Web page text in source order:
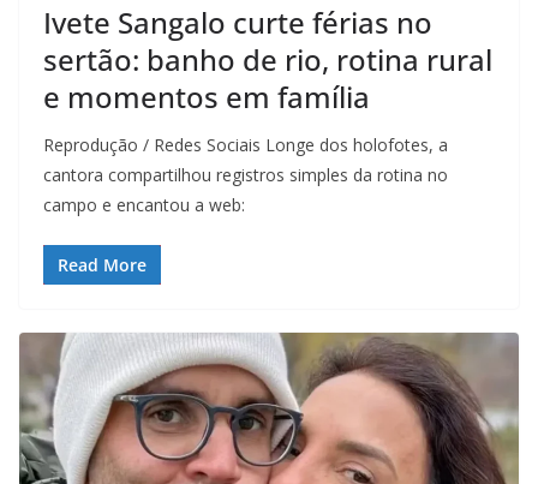
Ivete Sangalo curte férias no
sertão: banho de rio, rotina rural
e momentos em família
Reprodução / Redes Sociais Longe dos holofotes, a
cantora compartilhou registros simples da rotina no
campo e encantou a web:
Read More